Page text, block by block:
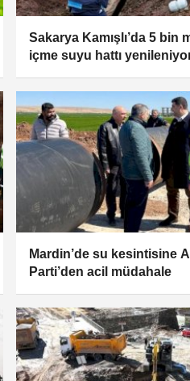
Sakarya Kamışlı’da 5 bin
içme suyu hattı
Mardin’de su kesintisine
Parti’den acil müdahale